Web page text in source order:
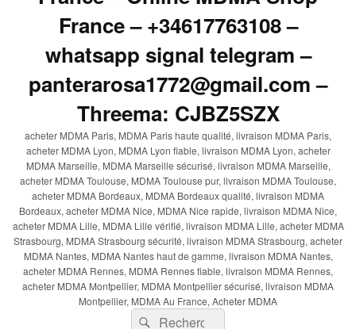
France – +34617763108 –
whatsapp signal telegram –
panterarosa1772@gmail.com –
Threema: CJBZ5SZX
acheter MDMA Paris, MDMA Paris haute qualité, livraison MDMA Paris,
acheter MDMA Lyon, MDMA Lyon fiable, livraison MDMA Lyon, acheter
MDMA Marseille, MDMA Marseille sécurisé, livraison MDMA Marseille,
acheter MDMA Toulouse, MDMA Toulouse pur, livraison MDMA Toulouse,
acheter MDMA Bordeaux, MDMA Bordeaux qualité, livraison MDMA
Bordeaux, acheter MDMA Nice, MDMA Nice rapide, livraison MDMA Nice,
acheter MDMA Lille, MDMA Lille vérifié, livraison MDMA Lille, acheter MDMA
Strasbourg, MDMA Strasbourg sécurité, livraison MDMA Strasbourg, acheter
MDMA Nantes, MDMA Nantes haut de gamme, livraison MDMA Nantes,
acheter MDMA Rennes, MDMA Rennes fiable, livraison MDMA Rennes,
acheter MDMA Montpellier, MDMA Montpellier sécurisé, livraison MDMA
Montpellier, MDMA Au France, Acheter MDMA
Recherche :
Rechercher